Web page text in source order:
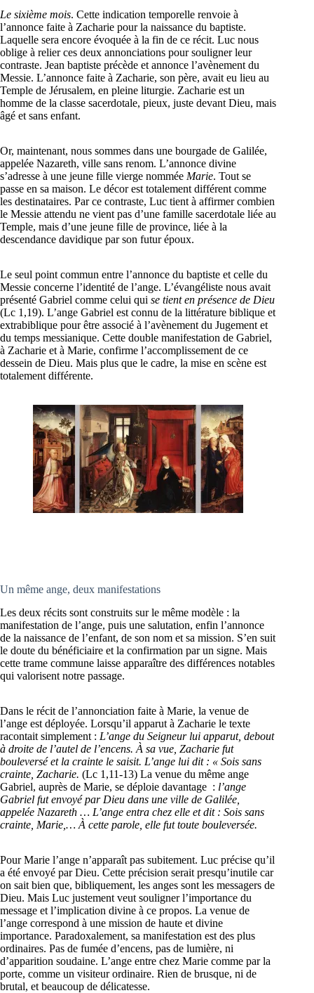
Le sixième mois. Cette indication temporelle renvoie à
l’annonce faite à Zacharie pour la naissance du baptiste.
Laquelle sera encore évoquée à la fin de ce récit. Luc nous
oblige à relier ces deux annonciations pour souligner leur
contraste. Jean baptiste précède et annonce l’avènement du
Messie. L’annonce faite à Zacharie, son père, avait eu lieu au
Temple de Jérusalem, en pleine liturgie. Zacharie est un
homme de la classe sacerdotale, pieux, juste devant Dieu, mais
âgé et sans enfant.
Or, maintenant, nous sommes dans une bourgade de Galilée,
appelée Nazareth, ville sans renom. L’annonce divine
s’adresse à une jeune fille vierge nommée Marie. Tout se
passe en sa maison. Le décor est totalement différent comme
les destinataires. Par ce contraste, Luc tient à affirmer combien
le Messie attendu ne vient pas d’une famille sacerdotale liée au
Temple, mais d’une jeune fille de province, liée à la
descendance davidique par son futur époux.
Le seul point commun entre l’annonce du baptiste et celle du
Messie concerne l’identité de l’ange. L’évangéliste nous avait
présenté Gabriel comme celui qui se tient en présence de Dieu
(Lc 1,19). L’ange Gabriel est connu de la littérature biblique et
extrabiblique pour être associé à l’avènement du Jugement et
du temps messianique. Cette double manifestation de Gabriel,
à Zacharie et à Marie, confirme l’accomplissement de ce
dessein de Dieu. Mais plus que le cadre, la mise en scène est
totalement différente.
Un même ange, deux manifestations
Les deux récits sont construits sur le même modèle : la
manifestation de l’ange, puis une salutation, enfin l’annonce
de la naissance de l’enfant, de son nom et sa mission. S’en suit
le doute du bénéficiaire et la confirmation par un signe. Mais
cette trame commune laisse apparaître des différences notables
qui valorisent notre passage.
Dans le récit de l’annonciation faite à Marie, la venue de
l’ange est déployée. Lorsqu’il apparut à Zacharie le texte
racontait simplement : L’ange du Seigneur lui apparut, debout
à droite de l’autel de l’encens. À sa vue, Zacharie fut
bouleversé et la crainte le saisit. L’ange lui dit : « Sois sans
crainte, Zacharie. (Lc 1,11-13) La venue du même ange
Gabriel, auprès de Marie, se déploie davantage : l’ange
Gabriel fut envoyé par Dieu dans une ville de Galilée,
appelée Nazareth … L’ange entra chez elle et dit : Sois sans
crainte, Marie,… À cette parole, elle fut toute bouleversée.
Pour Marie l’ange n’apparaît pas subitement. Luc précise qu’il
a été envoyé par Dieu. Cette précision serait presqu’inutile car
on sait bien que, bibliquement, les anges sont les messagers de
Dieu. Mais Luc justement veut souligner l’importance du
message et l’implication divine à ce propos. La venue de
l’ange correspond à une mission de haute et divine
importance. Paradoxalement, sa manifestation est des plus
ordinaires. Pas de fumée d’encens, pas de lumière, ni
d’apparition soudaine. L’ange entre chez Marie comme par la
porte, comme un visiteur ordinaire. Rien de brusque, ni de
brutal, et beaucoup de délicatesse.